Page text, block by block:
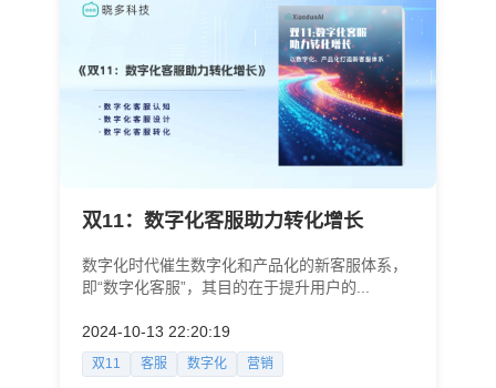
双11：数字化客服助力转化增长
数字化时代催生数字化和产品化的新客服体系，
即“数字化客服”，其目的在于提升用户的...
2024-10-13 22:20:19
双11 客服 数字化 营销